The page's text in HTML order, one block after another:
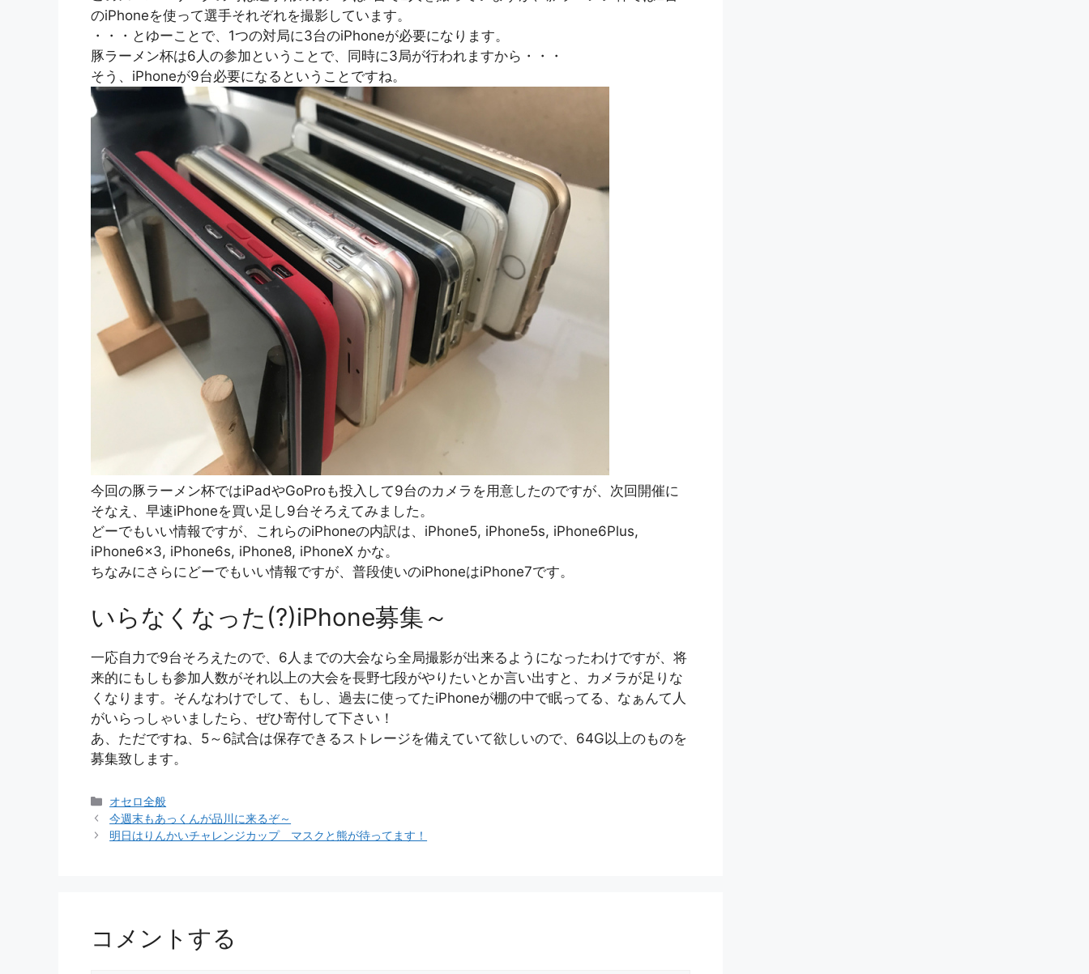
のiPhoneを使って選手それぞれを撮影しています。
・・・とゆーことで、1つの対局に3台のiPhoneが必要になります。
豚ラーメン杯は6人の参加ということで、同時に3局が行われますから・・・
そう、iPhoneが9台必要になるということですね。
今回の豚ラーメン杯ではiPadやGoProも投入して9台のカメラを用意したのですが、次回開催に
そなえ、早速iPhoneを買い足し9台そろえてみました。
どーでもいい情報ですが、これらのiPhoneの内訳は、iPhone5, iPhone5s, iPhone6Plus,
iPhone6×3, iPhone6s, iPhone8, iPhoneX かな。
ちなみにさらにどーでもいい情報ですが、普段使いのiPhoneはiPhone7です。
いらなくなった(?)iPhone募集～
一応自力で9台そろえたので、6人までの大会なら全局撮影が出来るようになったわけですが、将
来的にもしも参加人数がそれ以上の大会を長野七段がやりたいとか言い出すと、カメラが足りな
くなります。そんなわけでして、もし、過去に使ってたiPhoneが棚の中で眠ってる、なぁんて人
がいらっしゃいましたら、ぜひ寄付して下さい！
あ、ただですね、5～6試合は保存できるストレージを備えていて欲しいので、64G以上のものを
募集致します。
カ
テ
ゴ
オセロ全般
今週末もあっくんが品川に来るぞ～
明日はりんかいチャレンジカップ マスクと熊が待ってます！
コメントする